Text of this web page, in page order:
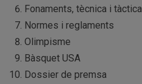
Fonaments, tècnica i tàctica
Normes i reglaments
Olimpisme
Bàsquet USA
Dossier de premsa